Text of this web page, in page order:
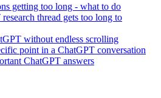
getting too long - what to do
thread gets too long to
without endless scrolling
point in a ChatGPT conversation
ChatGPT answers